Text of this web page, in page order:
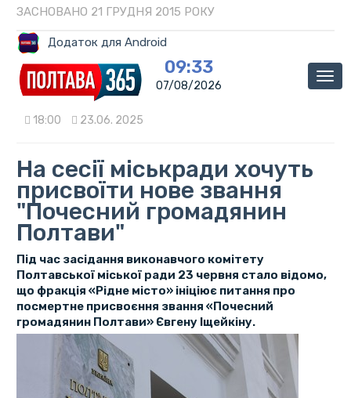
ЗАСНОВАНО 21 ГРУДНЯ 2015 РОКУ
Додаток для Android
09:33
07/08/2026
18:00 23.06. 2025
На сесії міськради хочуть
присвоїти нове звання
"Почесний громадянин
Полтави"
Під час засідання виконавчого комітету
Полтавської міської ради 23 червня стало відомо,
що фракція «Рідне місто» ініціює питання про
посмертне присвоєння звання «Почесний
громадянин Полтави» Євгену Іщейкіну.